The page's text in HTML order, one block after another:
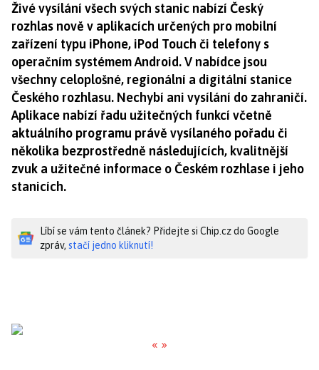
Živé vysílání všech svých stanic nabízí Český
rozhlas nově v aplikacích určených pro mobilní
zařízení typu iPhone, iPod Touch či telefony s
operačním systémem Android. V nabídce jsou
všechny celoplošné, regionální a digitální stanice
Českého rozhlasu. Nechybí ani vysílání do zahraničí.
Aplikace nabízí řadu užitečných funkcí včetně
aktuálního programu právě vysílaného pořadu či
několika bezprostředně následujících, kvalitnější
zvuk a užitečné informace o Českém rozhlase i jeho
stanicích.
Líbí se vám tento článek? Přidejte si Chip.cz do Google
zpráv, stačí jedno kliknutí!
« »